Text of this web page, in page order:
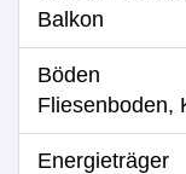
Balkon
Böden
Fliesenboden,
Energieträger